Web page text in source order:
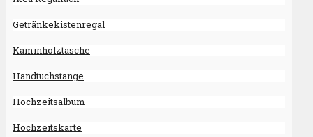
Getränkekistenregal
Kaminholztasche
Handtuchstange
Hochzeitsalbum
Hochzeitskarte